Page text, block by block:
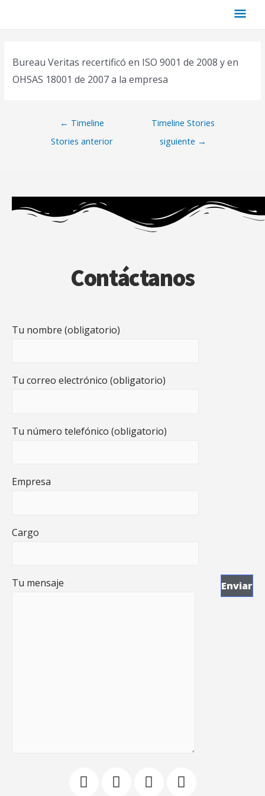
Bureau Veritas recertificó en ISO 9001 de 2008 y en
OHSAS 18001 de 2007 a la empresa
← Timeline
Stories anterior
Timeline Stories
siguiente →
Contáctanos
Tu nombre (obligatorio)
Tu correo electrónico (obligatorio)
Tu número telefónico (obligatorio)
Empresa
Cargo
Tu mensaje